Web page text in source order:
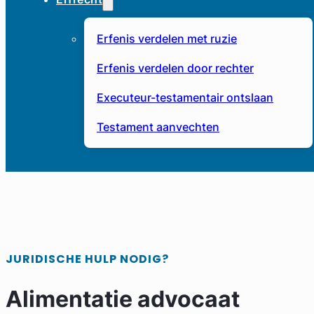
Erfenis verdelen met ruzie
Erfenis verdelen door rechter
Executeur-testamentair ontslaan
Testament aanvechten
JURIDISCHE HULP NODIG?
Alimentatie advocaat